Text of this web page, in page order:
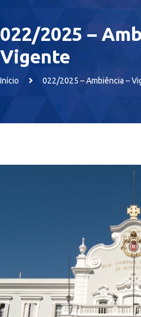
022/2025 –
Vigente
Início 022/2025 – Ambiência –